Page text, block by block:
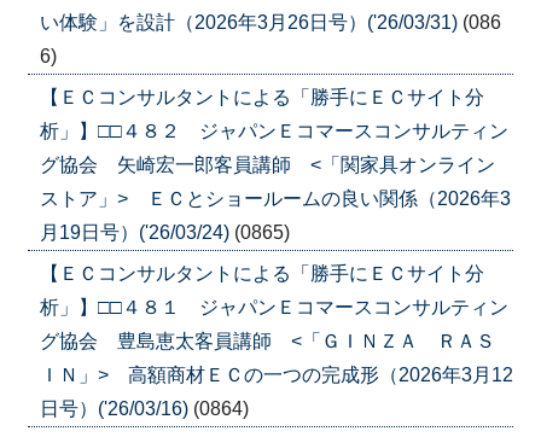
い体験」を設計（2026年3月26日号）('26/03/31) (086
6)
【ＥＣコンサルタントによる「勝手にＥＣサイト分
析」】□□４８２ ジャパンＥコマースコンサルティン
グ協会 矢崎宏一郎客員講師 <「関家具オンライン
ストア」> ＥＣとショールームの良い関係（2026年3
月19日号）('26/03/24) (0865)
【ＥＣコンサルタントによる「勝手にＥＣサイト分
析」】□□４８１ ジャパンＥコマースコンサルティン
グ協会 豊島恵太客員講師 <「ＧＩＮＺＡ ＲＡＳ
ＩＮ」> 高額商材ＥＣの一つの完成形（2026年3月12
日号）('26/03/16) (0864)